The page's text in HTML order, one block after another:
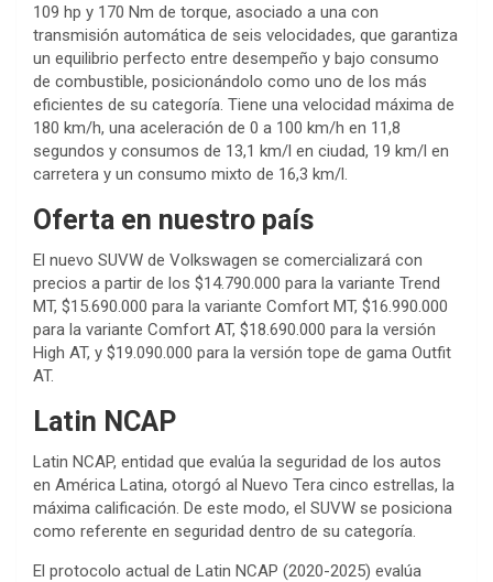
109 hp y 170 Nm de torque, asociado a una con
transmisión automática de seis velocidades, que garantiza
un equilibrio perfecto entre desempeño y bajo consumo
de combustible, posicionándolo como uno de los más
eficientes de su categoría. Tiene una velocidad máxima de
180 km/h, una aceleración de 0 a 100 km/h en 11,8
segundos y consumos de 13,1 km/l en ciudad, 19 km/l en
carretera y un consumo mixto de 16,3 km/l.
Oferta en nuestro país
El nuevo SUVW de Volkswagen se comercializará con
precios a partir de los $14.790.000 para la variante Trend
MT, $15.690.000 para la variante Comfort MT, $16.990.000
para la variante Comfort AT, $18.690.000 para la versión
High AT, y $19.090.000 para la versión tope de gama Outfit
AT.
Latin NCAP
Latin NCAP, entidad que evalúa la seguridad de los autos
en América Latina, otorgó al Nuevo Tera cinco estrellas, la
máxima calificación. De este modo, el SUVW se posiciona
como referente en seguridad dentro de su categoría.
El protocolo actual de Latin NCAP (2020-2025) evalúa